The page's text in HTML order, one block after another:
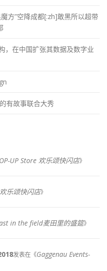
方”空降成都[:zh]敢黑所以超带
，在中国扩张其数据及数字业
有故事联合大秀
UP Store 欢乐颂快闪店》
乐颂快闪店》
in the field麦田里的盛筵》
发表在《Gaggenau Events-